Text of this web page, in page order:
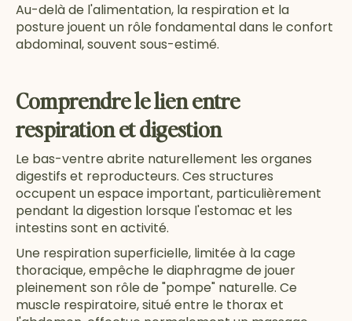
Au-delà de l'alimentation, la respiration et la
posture jouent un rôle fondamental dans le confort
abdominal, souvent sous-estimé.
Comprendre le lien entre
respiration et digestion
Le bas-ventre abrite naturellement les organes
digestifs et reproducteurs. Ces structures
occupent un espace important, particulièrement
pendant la digestion lorsque l'estomac et les
intestins sont en activité.
Une respiration superficielle, limitée à la cage
thoracique, empêche le diaphragme de jouer
pleinement son rôle de "pompe" naturelle. Ce
muscle respiratoire, situé entre le thorax et